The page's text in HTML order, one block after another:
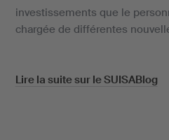
investissements que le
chargée de différentes
Lire la suite sur le SUISABlog